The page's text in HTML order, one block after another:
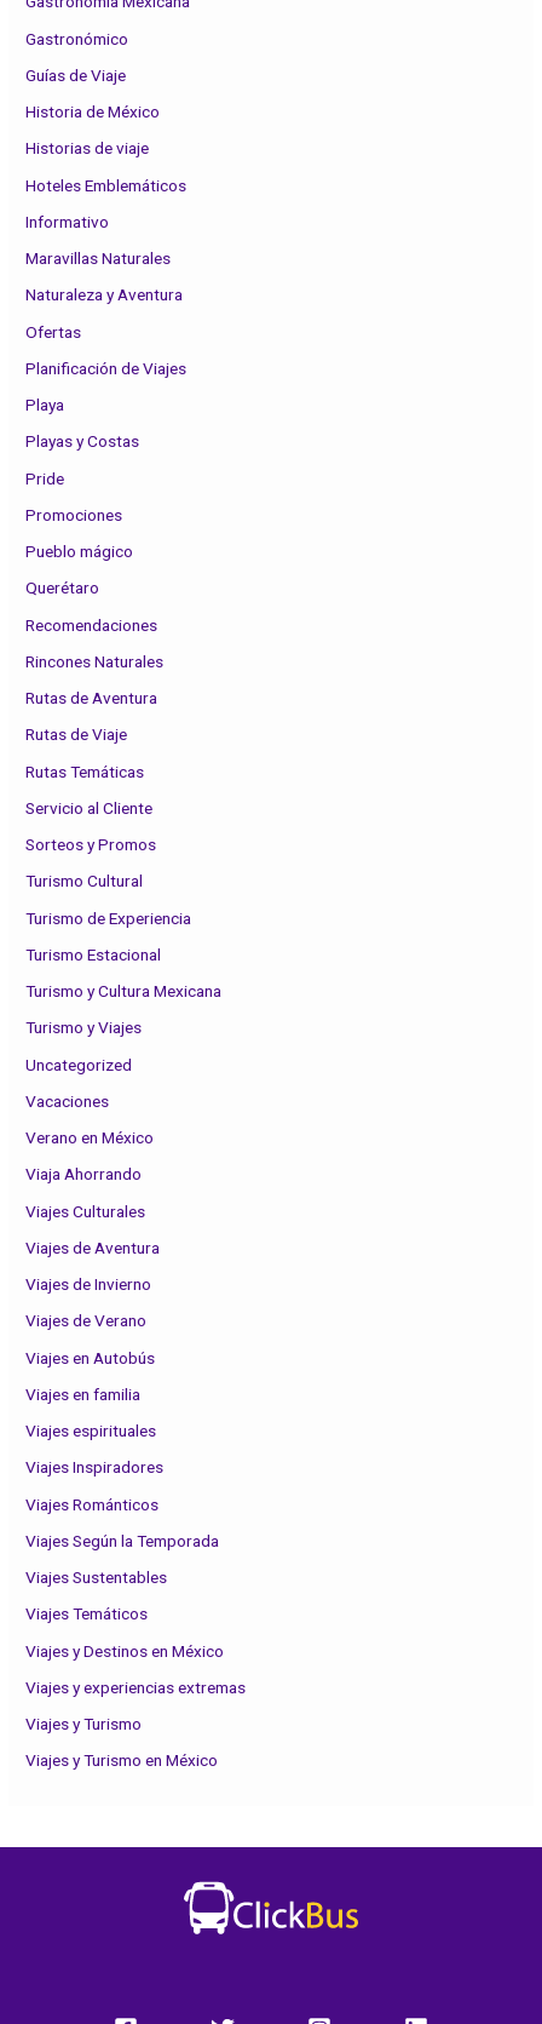
Gastronómico
Guías de Viaje
Historia de México
Historias de viaje
Hoteles Emblemáticos
Informativo
Maravillas Naturales
Naturaleza y Aventura
Ofertas
Planificación de Viajes
Playa
Playas y Costas
Pride
Promociones
Pueblo mágico
Querétaro
Recomendaciones
Rincones Naturales
Rutas de Aventura
Rutas de Viaje
Rutas Temáticas
Servicio al Cliente
Sorteos y Promos
Turismo Cultural
Turismo de Experiencia
Turismo Estacional
Turismo y Cultura Mexicana
Turismo y Viajes
Uncategorized
Vacaciones
Verano en México
Viaja Ahorrando
Viajes Culturales
Viajes de Aventura
Viajes de Invierno
Viajes de Verano
Viajes en Autobús
Viajes en familia
Viajes espirituales
Viajes Inspiradores
Viajes Románticos
Viajes Según la Temporada
Viajes Sustentables
Viajes Temáticos
Viajes y Destinos en México
Viajes y experiencias extremas
Viajes y Turismo
Viajes y Turismo en México